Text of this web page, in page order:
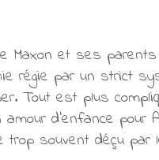
Maxon et ses
régie par un strict
Tout est plus
d’enfance pour
souvent déçu par